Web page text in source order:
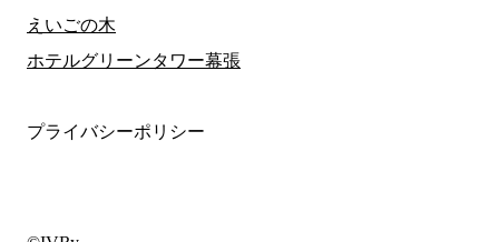
えいごの木
ホテルグリーンタワー幕張
プライバシーポリシー